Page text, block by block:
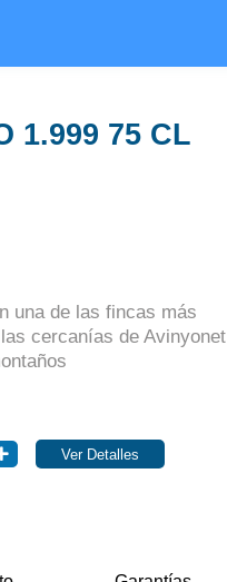
1.999 75 CL
una de las fincas más
cercanías de Avinyonet
Ver Detalles